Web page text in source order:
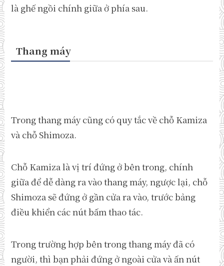
là ghế ngồi chính giữa ở phía sau.
Thang máy
Trong thang máy cũng có quy tắc về chỗ Kamiza
và chỗ Shimoza.
Chỗ Kamiza là vị trí đứng ở bên trong, chính
giữa để dễ dàng ra vào thang máy, ngược lại, chỗ
Shimoza sẽ đứng ở gần cửa ra vào, trước bảng
điều khiển các nút bấm thao tác.
Trong trường hợp bên trong thang máy đã có
người, thì bạn phải đứng ở ngoài cửa và ấn nút